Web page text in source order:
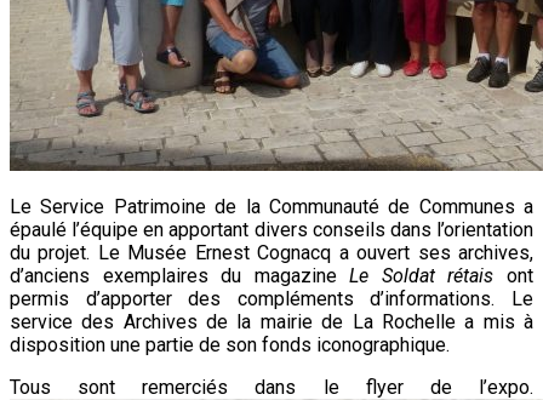
Le Service Patrimoine de la Communauté de Communes a
épaulé l’équipe en apportant divers conseils dans l’orientation
du projet. Le Musée Ernest Cognacq a ouvert ses archives,
d’anciens exemplaires du magazineLe Soldat rétais ont
permis d’apporter des compléments d’informations. Le
service des Archives de la mairie de La Rochelle a mis à
disposition une partie de son fonds iconographique.
Tous sont remerciés dans le flyer de l’expo.